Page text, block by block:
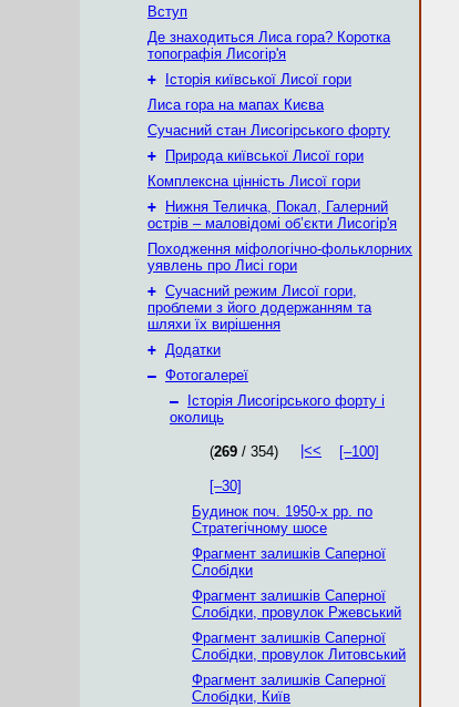
Вступ
Де знаходиться Лиса гора? Коротка
топографія Лисогір'я
+
Історія київської Лисої гори
Лиса гора на мапах Києва
Сучасний стан Лисогірського форту
+
Природа київської Лисої гори
Комплексна цінність Лисої гори
+
Нижня Теличка, Покал, Галерний
острів – маловідомі об’єкти Лисогір'я
Походження міфологічно-фольклорних
уявлень про Лисі гори
+ Сучасний режим Лисої гори,
проблеми з його додержанням та
шляхи їх вирішення
+ Додатки
– Фотогалереї
–
Історія Лисогірського форту і
околиць
(269 / 354) |<< [–100]
[–30]
Будинок поч. 1950-х рр. по
Стратегічному шосе
Фрагмент залишків Саперної
Слобідки
Фрагмент залишків Саперної
Слобідки, провулок Ржевський
Фрагмент залишків Саперної
Слобідки, провулок Литовський
Фрагмент залишків Саперної
Слобідки, Київ